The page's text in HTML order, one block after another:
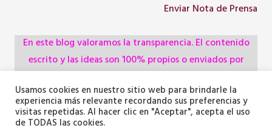
Enviar Nota de Prensa
En este blog valoramos la transparencia. El contenido
escrito y las ideas son 100% propios o enviados por
administraciones, pero utilizamos herramientas de
inteligencia artificial para optimizar la maquetación del
Usamos cookies en nuestro sitio web para brindarle la
experiencia más relevante recordando sus preferencias y
visitas repetidas. Al hacer clic en "Aceptar", acepta el uso
de TODAS las cookies.